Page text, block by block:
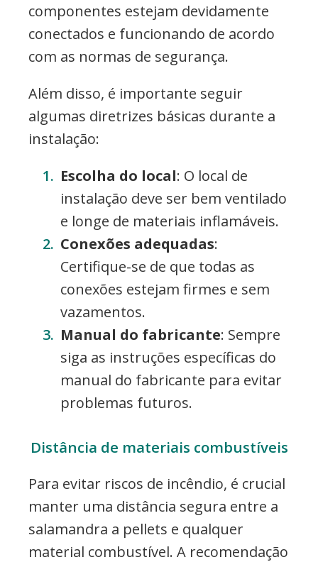
componentes estejam devidamente
conectados e funcionando de acordo
com as normas de segurança.
Além disso, é importante seguir
algumas diretrizes básicas durante a
instalação:
Escolha do local: O local de
instalação deve ser bem ventilado
e longe de materiais inflamáveis.
Conexões adequadas:
Certifique-se de que todas as
conexões estejam firmes e sem
vazamentos.
Manual do fabricante: Sempre
siga as instruções específicas do
manual do fabricante para evitar
problemas futuros.
Distância de materiais combustíveis
Para evitar riscos de incêndio, é crucial
manter uma distância segura entre a
salamandra a pellets e qualquer
material combustível. A recomendação